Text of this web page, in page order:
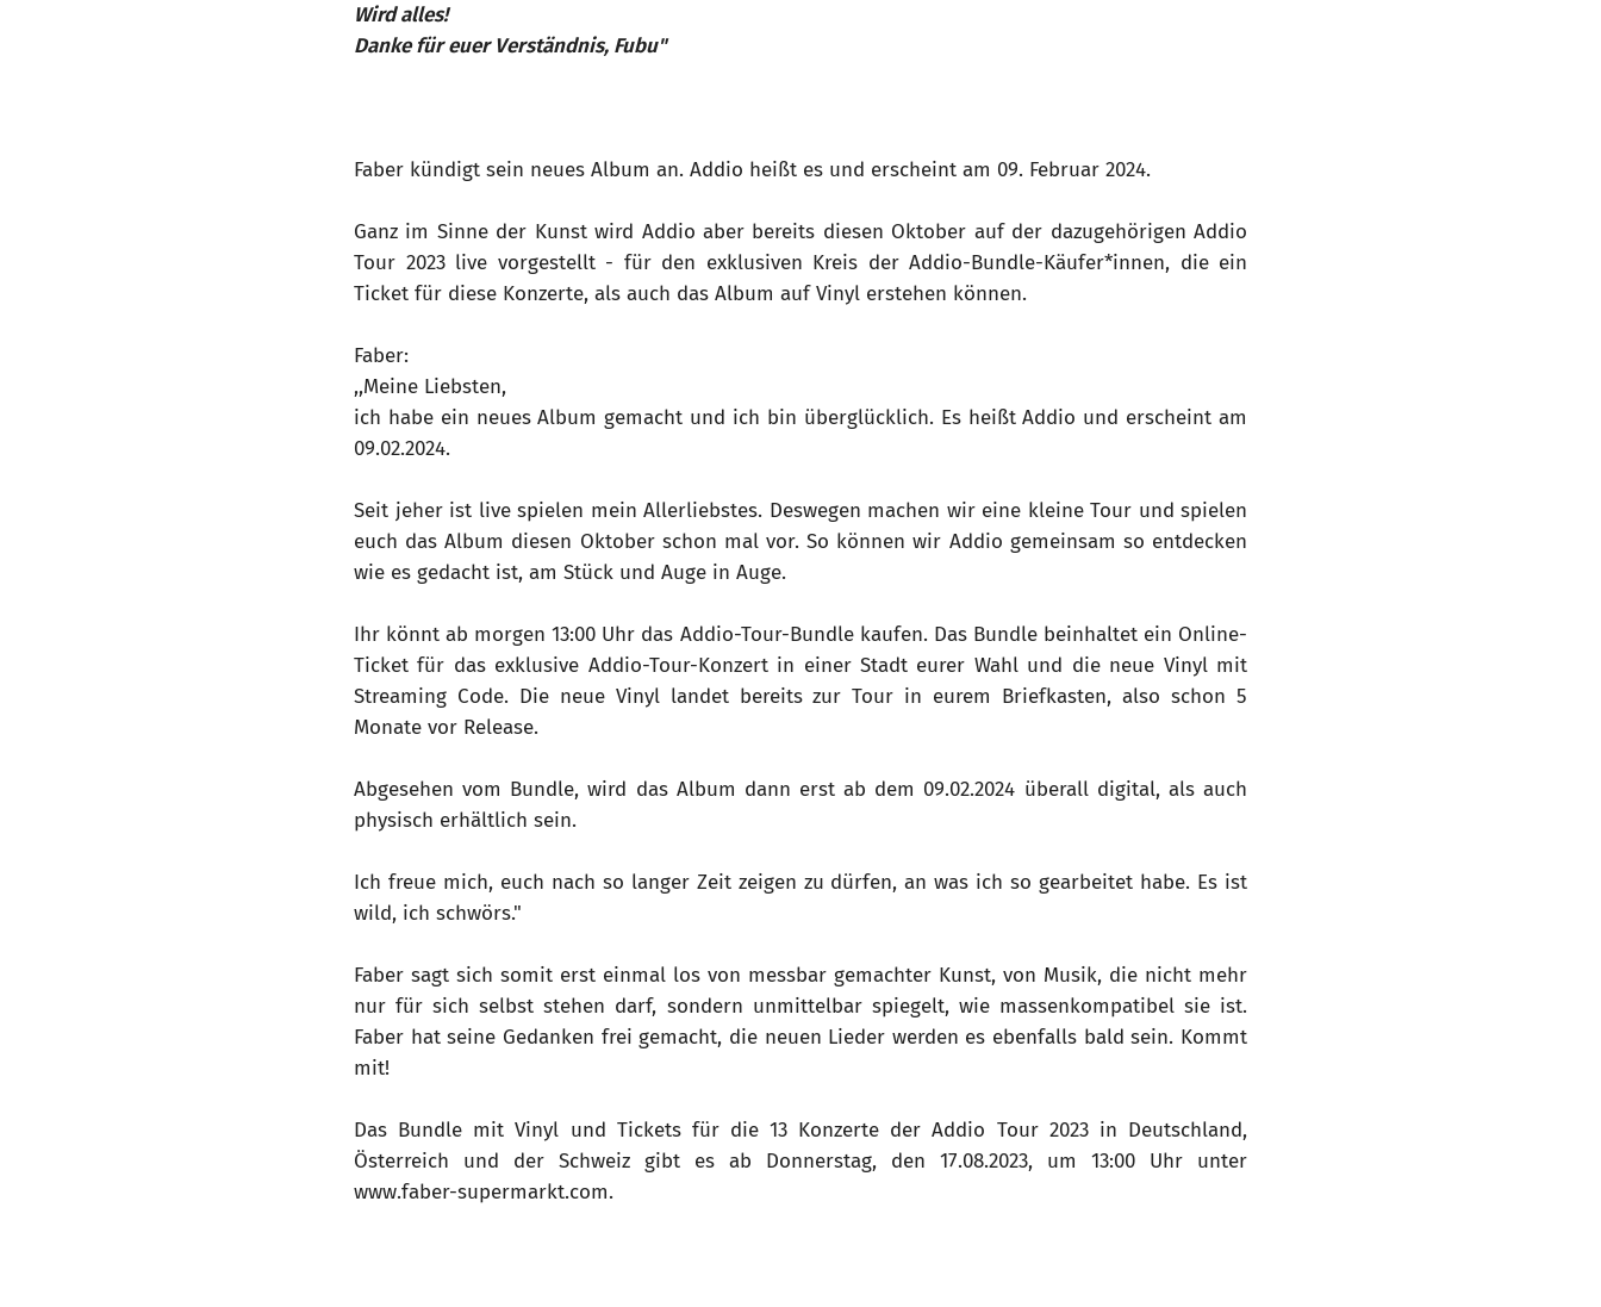
Wird alles!
Danke für euer Verständnis, Fubu"
Faber kündigt sein neues Album an. Addio heißt es und erscheint am 09. Februar 2024.
Ganz im Sinne der Kunst wird Addio aber bereits diesen Oktober auf der dazugehörigen Addio
Tour 2023 live vorgestellt - für den exklusiven Kreis der Addio-Bundle-Käufer*innen, die ein
Ticket für diese Konzerte, als auch das Album auf Vinyl erstehen können.
Faber:
,,Meine Liebsten,
ich habe ein neues Album gemacht und ich bin überglücklich. Es heißt Addio und erscheint am
09.02.2024.
Seit jeher ist live spielen mein Allerliebstes. Deswegen machen wir eine kleine Tour und spielen
euch das Album diesen Oktober schon mal vor. So können wir Addio gemeinsam so entdecken
wie es gedacht ist, am Stück und Auge in Auge.
Ihr könnt ab morgen 13:00 Uhr das Addio-Tour-Bundle kaufen. Das Bundle beinhaltet ein Online-
Ticket für das exklusive Addio-Tour-Konzert in einer Stadt eurer Wahl und die neue Vinyl mit
Streaming Code. Die neue Vinyl landet bereits zur Tour in eurem Briefkasten, also schon 5
Monate vor Release.
Abgesehen vom Bundle, wird das Album dann erst ab dem 09.02.2024 überall digital, als auch
physisch erhältlich sein.
Ich freue mich, euch nach so langer Zeit zeigen zu dürfen, an was ich so gearbeitet habe. Es ist
wild, ich schwörs."
Faber sagt sich somit erst einmal los von messbar gemachter Kunst, von Musik, die nicht mehr
nur für sich selbst stehen darf, sondern unmittelbar spiegelt, wie massenkompatibel sie ist.
Faber hat seine Gedanken frei gemacht, die neuen Lieder werden es ebenfalls bald sein. Kommt
mit!
Das Bundle mit Vinyl und Tickets für die 13 Konzerte der Addio Tour 2023 in Deutschland,
Österreich und der Schweiz gibt es ab Donnerstag, den 17.08.2023, um 13:00 Uhr unter
www.faber-supermarkt.com.